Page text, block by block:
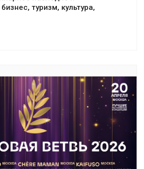
туризм, культура,